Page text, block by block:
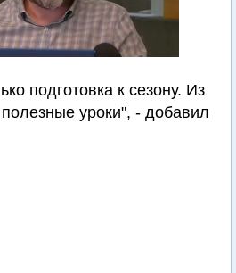
подготовка к сезону. Из
уроки", - добавил